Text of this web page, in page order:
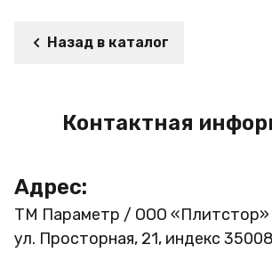
Назад в каталог
Контактная
Адрес:
ТМ Параметр / ООО «Плитстор»
ул. Просторная, 21, индекс